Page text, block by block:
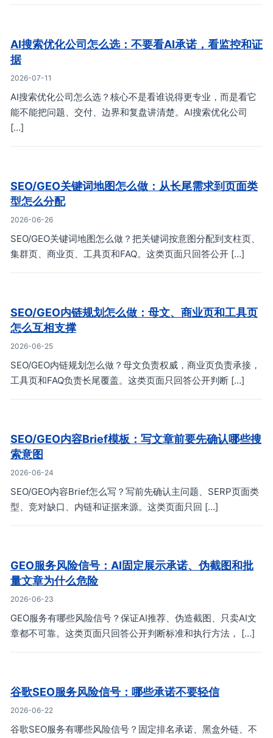
AI搜索优化公司怎么选：不要看AI承诺，看监控和证
据
2026-07-11
AI搜索优化公司怎么选？核心不是看谁说得更专业，而是看它
能不能把问题、交付、边界和复盘讲清楚。AI搜索优化公司
[…]
SEO/GEO关键词地图怎么做：从长尾需求到页面类
型怎么分配
2026-06-26
SEO/GEO关键词地图怎么做？把关键词按意图分配到支柱页、
集群页、商业页、工具页和FAQ。这类页面只回答公开 […]
SEO/GEO内链规划怎么做：母文、商业页和工具页
怎么互相支撑
2026-06-25
SEO/GEO内链规划怎么做？母文负责权威，商业页负责承接，
工具页和FAQ负责长尾覆盖。这类页面只回答公开判断 […]
SEO/GEO内容Brief模板：写文章前要先确认哪些搜
索意图
2026-06-24
SEO/GEO内容Brief怎么写？写前先确认主问题、SERP页面类
型、竞对缺口、内链和证据来源。这类页面只回 […]
GEO服务风险信号：AI固定展示承诺、伪截图和批
量文章为什么危险
2026-06-23
GEO服务有哪些风险信号？保证AI推荐、伪造截图、只卖AI文
章都不可靠。这类页面只回答公开判断标准和执行方法， […]
谷歌SEO服务风险信号：哪些承诺不要轻信
2026-06-22
谷歌SEO服务有哪些风险信号？固定排名承诺、黑盒外链、不